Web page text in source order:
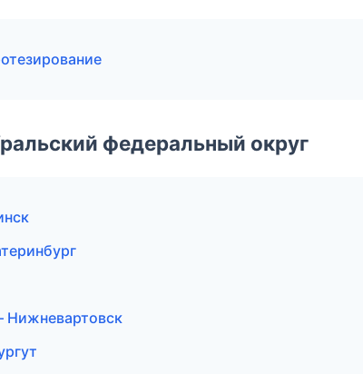
федеральный округ